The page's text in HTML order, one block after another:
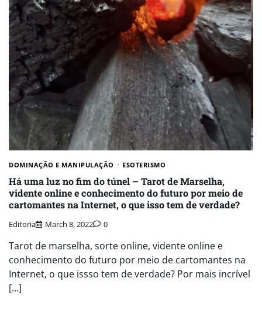
DOMINAÇÃO E MANIPULAÇÃO ESOTERISMO
Há uma luz no fim do túnel – Tarot de Marselha,
vidente online e conhecimento do futuro por meio de
cartomantes na Internet, o que isso tem de verdade?
Editoria March 8, 2022 0
Tarot de marselha, sorte online, vidente online e
conhecimento do futuro por meio de cartomantes na
Internet, o que issso tem de verdade? Por mais incrível
[…]